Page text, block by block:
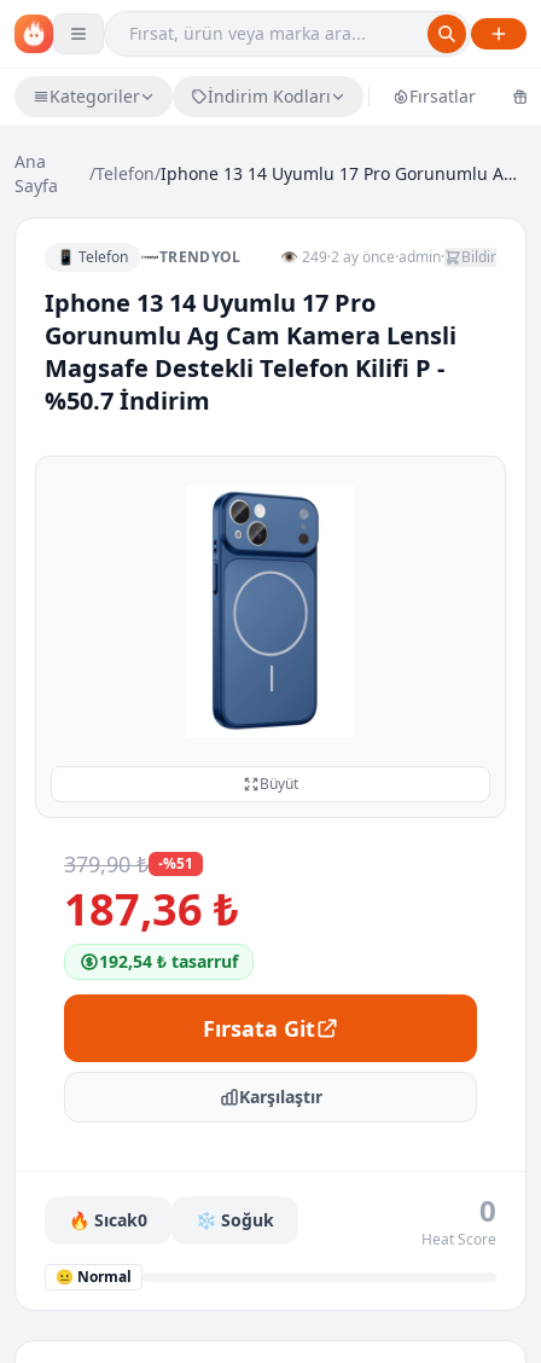
Kategoriler İndirim Kodları Fırsatlar
Ana
Sayfa
/Telefon/ Iphone 13 14 Uyumlu 17 Pro Gorunumlu Ag Cam Kamera...
📱 Telefon TRENDYOL 👁 249·2 ay önce·admin· Bildir
Iphone 13 14 Uyumlu 17 Pro
Gorunumlu Ag Cam Kamera Lensli
Magsafe Destekli Telefon Kilifi P -
%50.7 İndirim
Büyüt
379,90 ₺ -%51
187,36 ₺
192,54 ₺ tasarruf
Fırsata Git
Karşılaştır
🔥 Sıcak0 ❄️ Soğuk 0
Heat Score
😐 Normal